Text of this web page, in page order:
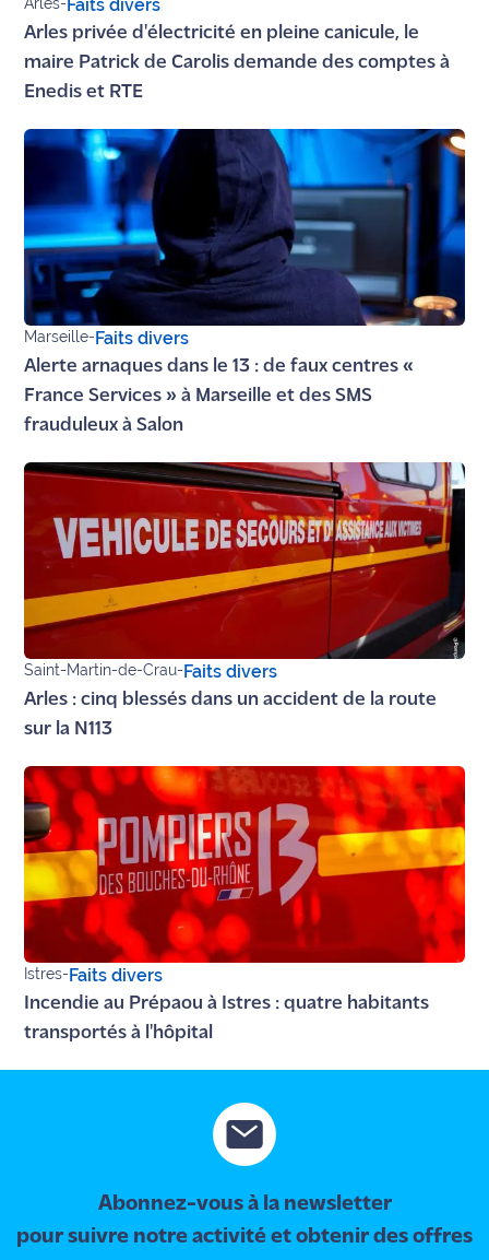
Ecouter
et voir
Maritima
Qui
sommes
Devenir
annonceur
Recrutement
Mention
légales
Conditions
générales
d'utilisation du
Archives
Arles- Faits divers
Arles privée d'électricité en pleine canicule, le
maire Patrick de Carolis demande des comptes à
Enedis et RTE
Marseille- Faits divers
Alerte arnaques dans le 13 : de faux centres «
France Services » à Marseille et des SMS
frauduleux à Salon
Saint-Martin-de-Crau- Faits divers
Arles : cinq blessés dans un accident de la route
sur la N113
Istres- Faits divers
Incendie au Prépaou à Istres : quatre habitants
transportés à l'hôpital
Abonnez-vous à la newsletter
pour suivre notre activité et obtenir des offres